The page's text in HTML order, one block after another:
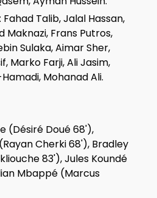
: Fahad Talib, Jalal Hassan,
Maknazi, Frans Putros,
Sulaka, Aimar Sher,
Marko Farji, Ali Jasim,
Mohanad Ali.
(Désiré Doué 68'),
Cherki 68'), Bradley
83'), Jules Koundé
Mbappé (Marcus